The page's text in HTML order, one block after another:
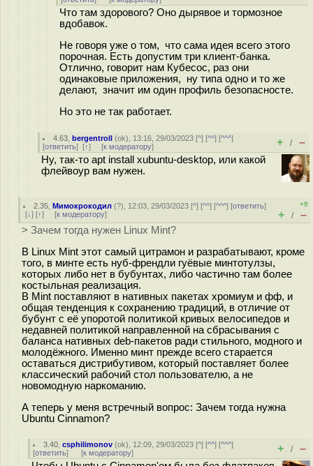
Что там здорового? Оно дырявое и тормозное
вдобавок.
Не говоря уже о том, что сама идея всего этого
порочная. Есть допустим три клиент-банка.
Отлично, говорит нам Кубесос, раз они
одинаковые приложения, ну типа одно и то же
делают, значит им один профиль безопасносте.
Но это не так работает.
4.63 ,bergentroll (ok), 13:16, 29/03/2023 [^] [^^] [^^^]
[ответить] [↑] [к модератору] + / –
Ну, так-то apt install xubuntu-desktop, или какой
флейвоур вам нужен.
2.35 ,Мимокрокодил (?), 12:03, 29/03/2023 [^] [^^] [^^^] [ответить]
[↓] [↑] [к модератору]
+9
+ / –
> Зачем тогда нужен Linux Mint?
В Linux Mint этот самый цитрамон и разрабатывают, кроме
того, в минте есть нуб-френдли гуёвые минтотулзы,
которых либо нет в бубунтах, либо частично там более
костыльная реализация.
В Mint поставляют в нативных пакетах хромиум и фф, и
общая тенденция к сохранению традиций, в отличие от
бубунт с её упоротой политикой кривых велосипедов и
недавней политикой направленной на сбрасывания с
баланса нативных deb-пакетов ради стильного, модного и
молодёжного. Именно минт прежде всего старается
оставаться дистрибутивом, который поставляет более
классический рабочий стол пользователю, а не
новомодную наркоманию.
А теперь у меня встречный вопрос: Зачем тогда нужна
Ubuntu Cinnamon?
3.40 ,csphilimonov (ok), 12:09, 29/03/2023 [^] [^^] [^^^]
[ответить] [к модератору] + / –